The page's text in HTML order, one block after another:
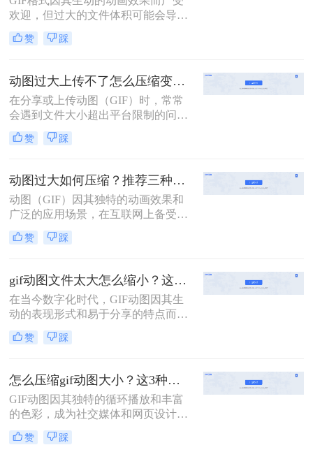
得更小，同时尽量保持原有的动画效
果。
欢迎，但过大的文件体积可能会导致
网页加载速度变慢，影响用户体验。
因此，掌握怎么压缩gif至关重要。本
方法。
赞 踩
动图过大上传不了怎么压缩变小？两招教你轻松压缩！
在分享或上传动图（GIF）时，常常
会遇到文件大小超出平台限制的问
题。为了解决这个问题，我们需要对
动图进行压缩以减小其文件大小。那
呢？别担心，本文将为你介绍两种简
单有效的动图压缩方法，帮助你轻松
解决这一困扰。
赞 踩
动图过大如何压缩？推荐三种高效压缩方法！
动图（GIF）因其独特的动画效果和
广泛的应用场景，在互联网上备受欢
迎。然而，当动图文件过大时，不仅
会影响加载速度，还可能因文件体积
享。那么动图过大如何压缩呢？本文
将介绍三种压缩动图文件的有效方
法。
赞 踩
gif动图文件太大怎么缩小？这二个压缩方法快学起来！
在当今数字化时代，GIF动图因其生
动的表现形式和易于分享的特点而广
受欢迎。然而，较大的GIF文件不仅
占用大量存储空间，还会拖慢网页加
文件太大怎么缩小呢？为了帮助您更
有效地管理这些动态图像，本文将介
绍两种不同的方法来压缩GIF文件，
使其体积变得更小，同时尽量保持原
有的动画效果。
赞 踩
怎么压缩gif动图大小？这3种方法帮你压缩！
GIF动图因其独特的循环播放和丰富
的色彩，成为社交媒体和网页设计中
不可或缺的元素。然而，过大的GIF
文件不仅会增加加载时间，还可能影
赞 踩